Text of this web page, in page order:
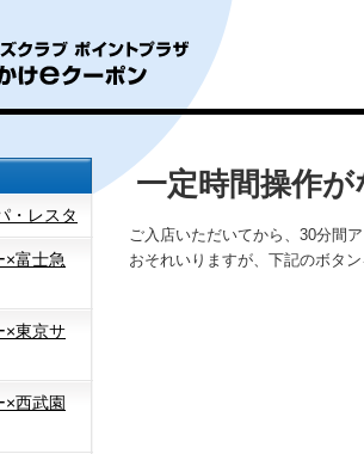
・レスタ
×富士急
×東京サ
×西武園
一定時間操作
ご入店いただいてから、30分間
おそれいりますが、下記のボタ